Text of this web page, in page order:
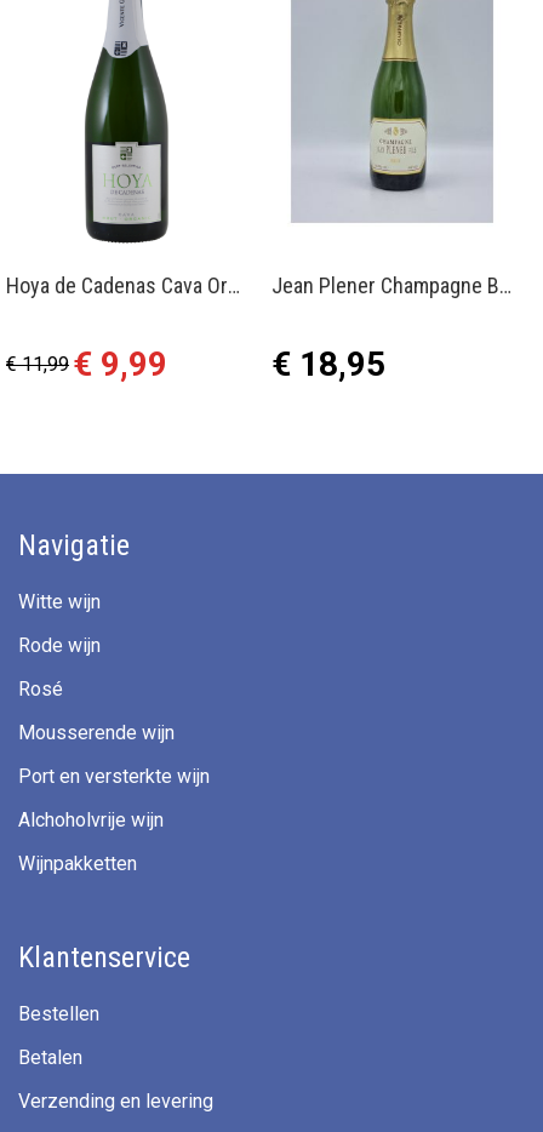
Hoya de Cadenas Cava Organic brut
€ 11,99
Aanbiedingsprijs
€ 9,99
Jean Plener Champagne Brut 0.375
€ 18,95
Navigatie
Witte wijn
Rode wijn
Rosé
Mousserende wijn
Port en versterkte wijn
Alchoholvrije wijn
Wijnpakketten
Klantenservice
Bestellen
Betalen
Verzending en levering